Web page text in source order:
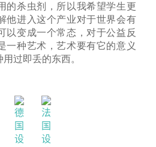
的杀虫剂，所以我希望学生更
他进入这个产业对于世界会有
以变成一个常态，对于公益反
一种艺术，艺术要有它的意义
过即丢的东西。